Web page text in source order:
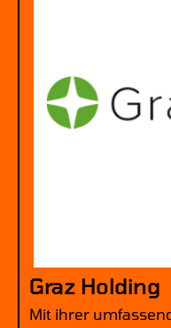
Graz Holding
Mit ihrer